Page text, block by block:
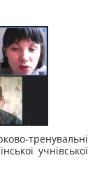
тренувальні
учнівської